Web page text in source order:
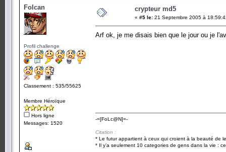
Folcan
Profil challenge
Classement : 535/55625
Membre Héroïque
Hors ligne
Messages: 1520
crypteur md5
« #5 le: 21 Septembre 2005 à
Arf ok, je me disais bien que le jour ou je
-=[FoLc@N]=-
Citation :
* Le futur appartient à ceux qui croient à la beauté de
* Il y'a seulement 10 categories de gens dans la vie :